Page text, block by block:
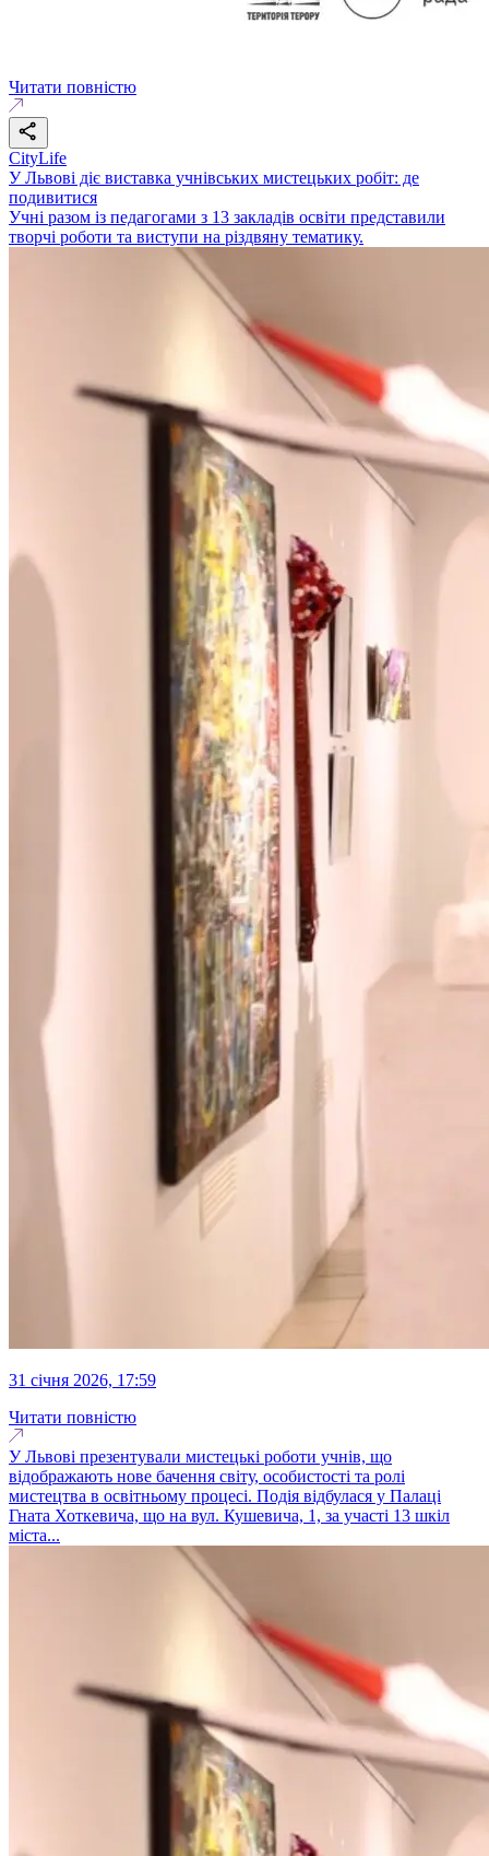
Читати повністю
CityLife
У Львові діє виставка учнівських мистецьких робіт: де
подивитися
Учні разом із педагогами з 13 закладів освіти представили
творчі роботи та виступи на різдвяну тематику.
31 січня 2026, 17:59
Читати повністю
У Львові презентували мистецькі роботи учнів, що
відображають нове бачення світу, особистості та ролі
мистецтва в освітньому процесі. Подія відбулася у Палаці
Гната Хоткевича, що на вул. Кушевича, 1, за участі 13 шкіл
міста...